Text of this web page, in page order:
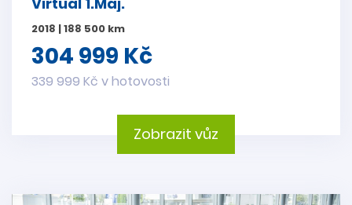
2018 | 188 500 km
304 999 Kč
339 999 Kč v hotovosti
Zobrazit vůz